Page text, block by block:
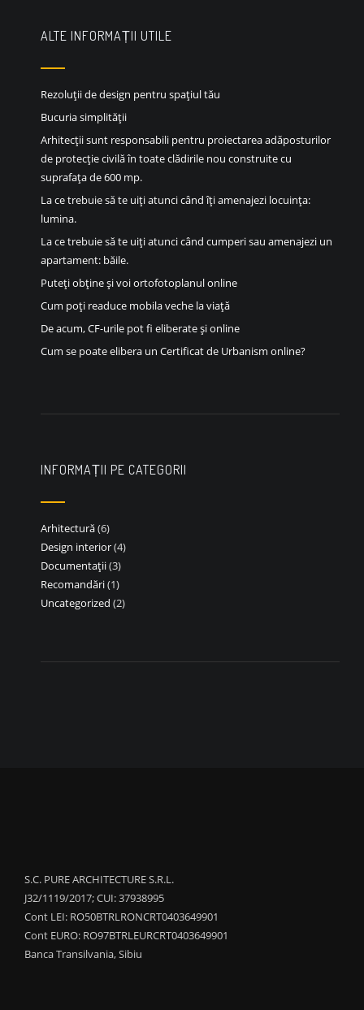
ALTE INFORMAȚII UTILE
Rezoluții de design pentru spațiul tău
Bucuria simplității
Arhitecții sunt responsabili pentru proiectarea adăposturilor
de protecție civilă în toate clădirile nou construite cu
suprafața de 600 mp.
La ce trebuie să te uiți atunci când îți amenajezi locuința:
lumina.
La ce trebuie să te uiți atunci când cumperi sau amenajezi un
apartament: băile.
Puteți obține și voi ortofotoplanul online
Cum poți readuce mobila veche la viață
De acum, CF-urile pot fi eliberate și online
Cum se poate elibera un Certificat de Urbanism online?
INFORMAȚII PE CATEGORII
Arhitectură(6)
Design interior(4)
Documentații(3)
Recomandări(1)
Uncategorized (2)
S.C. PURE ARCHITECTURE S.R.L.
J32/1119/2017; CUI: 37938995
Cont LEI: RO50BTRLRONCRT0403649901
Cont EURO: RO97BTRLEURCRT0403649901
Banca Transilvania, Sibiu